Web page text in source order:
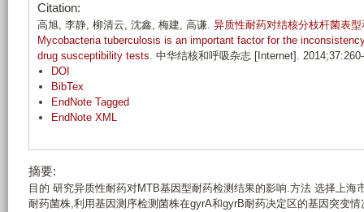
Citation:
高旭, 李静, 柳清云, 沈鑫, 梅建, 高谦. 异质性耐药对结核分枝杆菌表
Mycobacteria tuberculosis is an important factor for the
drug susceptibility tests. 中华结核和呼吸杂志 [Internet].
DOI
BibTex
EndNote Tagged
EndNote XML
摘要:
目的 研究异质性耐药对MTB基因型耐药检测结果的影响.方法 选择上
耐药菌株,利用基因测序检测菌株在gyrA和gyrB耐药决定区的基因突变